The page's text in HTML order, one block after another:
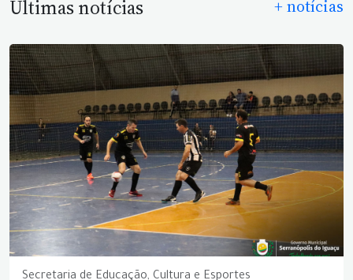
Últimas notícias + notícias
Secretaria de Educação, Cultura e Esportes